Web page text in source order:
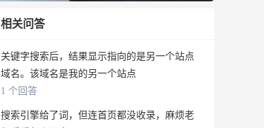
相关问答
关键字搜索后，结果显示指向的是另一个站点
域名。该域名是我的另一个站点
1 个回答
搜索引擎给了词，但连首页都没收录，麻烦老